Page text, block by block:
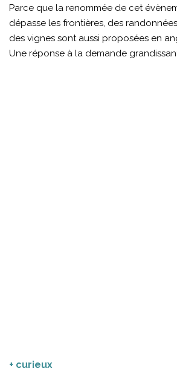
Parce que la renommée de cet
dépasse les frontières, des
des vignes sont aussi proposées en
Une réponse à la demande
+ curieux